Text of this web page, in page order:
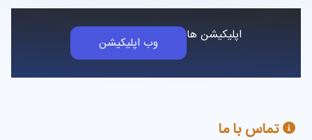
اپلیکیشن ها وب اپلیکیشن
تماس با ما